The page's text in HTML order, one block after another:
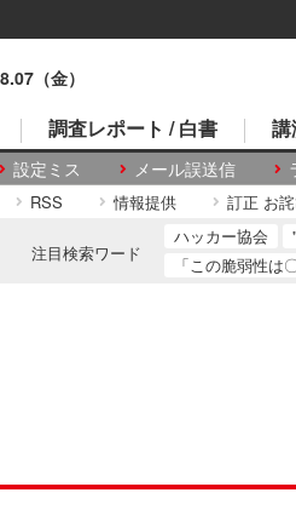
（金）
設定ミス メール誤送信
調査レポート / 白書 講
RSS 情報提供 訂正 お
注目検索ワード
ハッカー協会
「この脆弱性